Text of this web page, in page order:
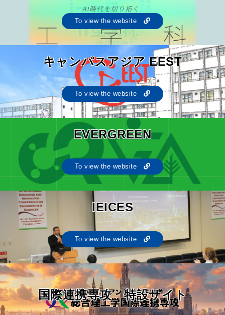
To view the website
キャンパスアジア EEST
To view the website
EVERGREEN
To view the website
IEICES
To view the website
国際連携専攻 特設サイト